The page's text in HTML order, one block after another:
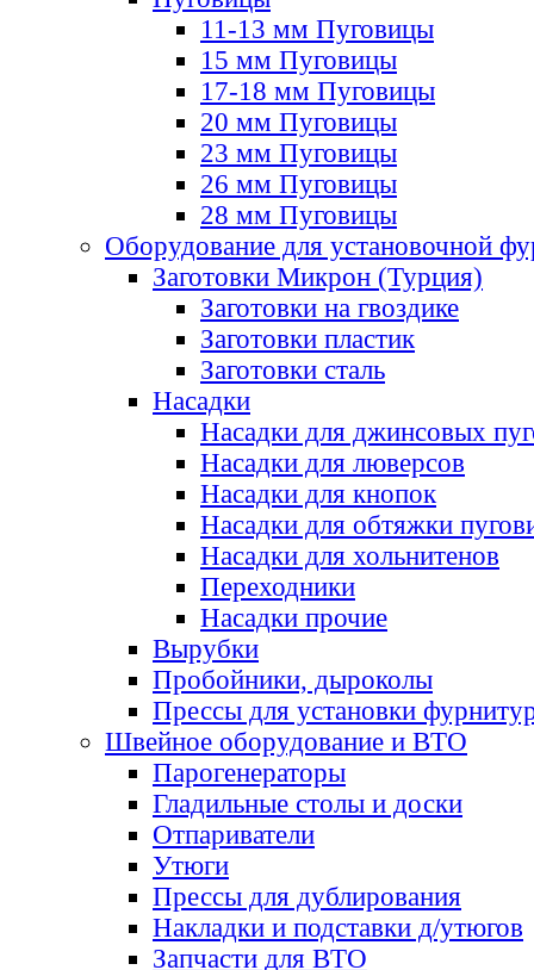
11-13 мм Пуговицы
15 мм Пуговицы
17-18 мм Пуговицы
20 мм Пуговицы
23 мм Пуговицы
26 мм Пуговицы
28 мм Пуговицы
Оборудование для установочной
Заготовки Микрон (Турция)
Заготовки на гвоздике
Заготовки пластик
Заготовки сталь
Насадки
Насадки для джинсовых
Насадки для люверсов
Насадки для кнопок
Насадки для обтяжки
Насадки для хольнитенов
Переходники
Насадки прочие
Вырубки
Пробойники, дыроколы
Прессы для установки
Швейное оборудование и ВТО
Парогенераторы
Гладильные столы и доски
Отпариватели
Утюги
Прессы для дублирования
Накладки и подставки д/утюгов
Запчасти для ВТО